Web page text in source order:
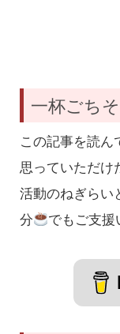
一杯ごち
この記事を読ん
思っていただけ
活動のねぎらい
分
でもご支援